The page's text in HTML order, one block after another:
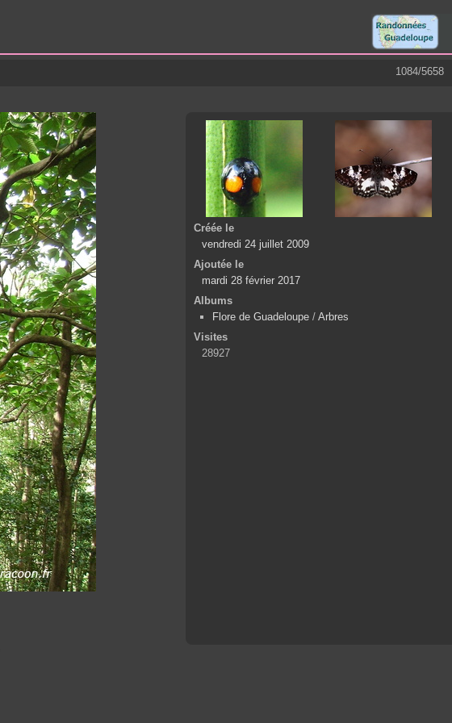
1084/5658
Créée le
vendredi 24 juillet 2009
Ajoutée le
mardi 28 février 2017
Albums
Flore de Guadeloupe / Arbres
Visites
28927